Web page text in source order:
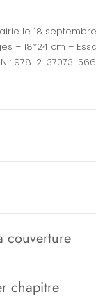
le 18
– 18*24 cm –
: 978-2-37073-
couverture
chapitre